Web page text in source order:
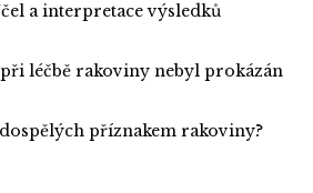
a interpretace výsledků
léčbě rakoviny nebyl prokázán
příznakem rakoviny?